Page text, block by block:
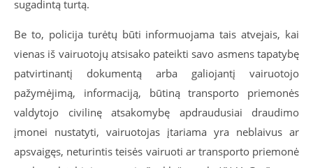
sugadintą turtą.
Be to, policija turėtų būti informuojama tais atvejais, kai
vienas iš vairuotojų atsisako pateikti savo asmens tapatybę
patvirtinantį dokumentą arba galiojantį vairuotojo
pažymėjimą, informaciją, būtiną transporto priemonės
valdytojo civilinę atsakomybę apdraudusiai draudimo
įmonei nustatyti, vairuotojas įtariama yra neblaivus ar
apsvaigęs, neturintis teisės vairuoti ar transporto priemonė